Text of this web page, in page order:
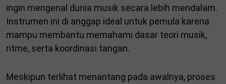
ingin mengenal dunia musik secara lebih mendalam.
Instrumen ini di anggap ideal untuk pemula karena
mampu membantu memahami dasar teori musik,
ritme, serta koordinasi tangan.
Meskipun terlihat menantang pada awalnya, proses